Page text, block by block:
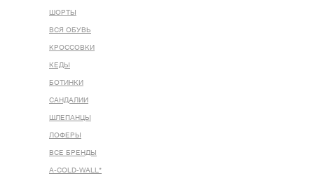
ШОРТЫ
ВСЯ ОБУВЬ
КРОССОВКИ
КЕДЫ
БОТИНКИ
САНДАЛИИ
ШЛЕПАНЦЫ
ЛОФЕРЫ
ВСЕ БРЕНДЫ
A-COLD-WALL*